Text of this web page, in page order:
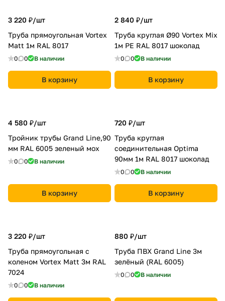
3 220 ₽/шт
Труба прямоугольная Vortex
Matt 1м RAL 8017
0 0 В наличии
В корзину
2 840 ₽/шт
Труба круглая Ø90 Vortex Mix
1м PE RAL 8017 шоколад
0 0 В наличии
В корзину
4 580 ₽/шт
Тройник трубы Grand Line,90
мм RAL 6005 зеленый мох
0 0 В наличии
В корзину
720 ₽/шт
Труба круглая
соединительная Optima
90мм 1м RAL 8017 шоколад
0 0 В наличии
В корзину
3 220 ₽/шт
Труба прямоугольная с
коленом Vortex Matt 3м RAL
7024
0 0 В наличии
880 ₽/шт
Труба ПВХ Grand Line 3м
зелёный (RAL 6005)
0 0 В наличии